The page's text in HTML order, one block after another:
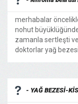
merhabalar
nohut büyüklüğünde
zamanla sertleşti
doktorlar yağ bezesi
- YAĞ BEZESİ-